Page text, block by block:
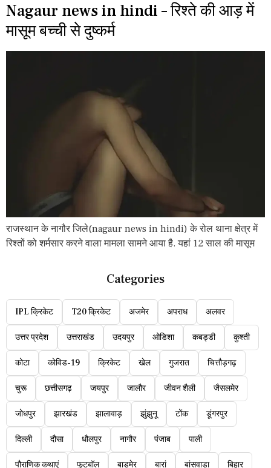
Nagaur news in hindi – रिश्ते की आड़ में
मासूम बच्ची से दुष्कर्म
राजस्थान के नागौर जिले(nagaur news in hindi) के रोल थाना क्षेत्र में
रिश्तों को शर्मसार करने वाला मामला सामने आया है. यहां 12 साल की मासूम
Categories
IPL क्रिकेट T20 क्रिकेट अजमेर अपराध अलवर
उत्तर प्रदेश उत्तराखंड उदयपुर ओडिशा कबड्डी कुश्ती
कोटा कोविड-19 क्रिकेट खेल गुजरात चित्तौड़गढ़
चुरू छत्तीसगढ़ जयपुर जालौर जीवन शैली जैसलमेर
जोधपुर झारखंड झालावाड़ झुंझुनू टोंक डूंगरपुर
दिल्ली दौसा धौलपुर नागौर पंजाब पाली
पौराणिक कथाएं फुटबॉल बाड़मेर बारां बांसवाड़ा बिहार